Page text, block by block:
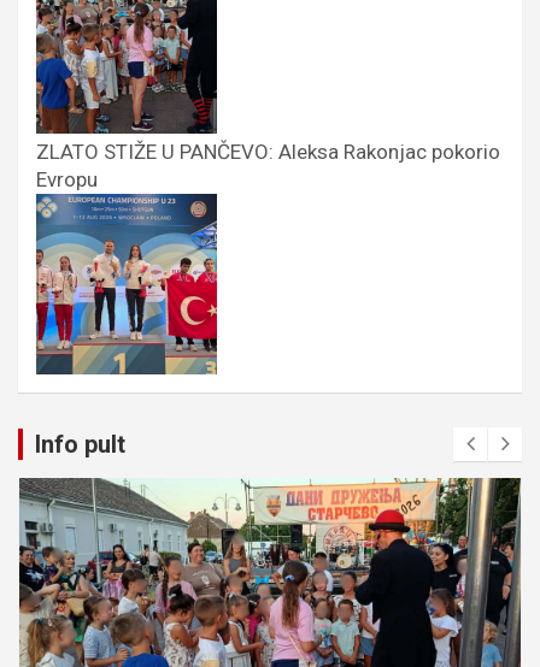
ZLATO STIŽE U PANČEVO: Aleksa Rakonjac pokorio
Evropu
Info pult